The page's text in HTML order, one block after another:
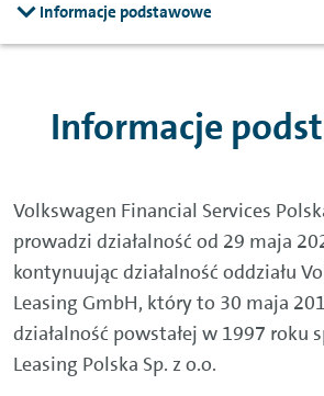
Informacje podstawowe
Informacje
Volkswagen Financial Services
prowadzi działalność od 29 maja
kontynuując działalność oddziału
Leasing GmbH, który to 30 maja
działalność powstałej w 1997 roku
Leasing Polska Sp. z o.o.